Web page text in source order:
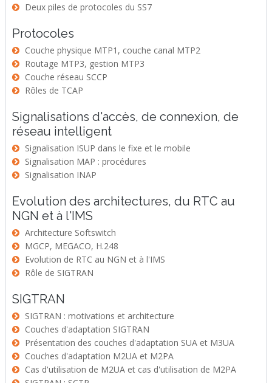
Deux piles de protocoles du SS7
Protocoles
Couche physique MTP1, couche canal MTP2
Routage MTP3, gestion MTP3
Couche réseau SCCP
Rôles de TCAP
Signalisations d'accès, de connexion, de
réseau intelligent
Signalisation ISUP dans le fixe et le mobile
Signalisation MAP : procédures
Signalisation INAP
Evolution des architectures, du RTC au
NGN et à l'IMS
Architecture Softswitch
MGCP, MEGACO, H.248
Evolution de RTC au NGN et à l'IMS
Rôle de SIGTRAN
SIGTRAN
SIGTRAN : motivations et architecture
Couches d'adaptation SIGTRAN
Présentation des couches d'adaptation SUA et M3UA
Couches d'adaptation M2UA et M2PA
Cas d'utilisation de M2UA et cas d'utilisation de M2PA